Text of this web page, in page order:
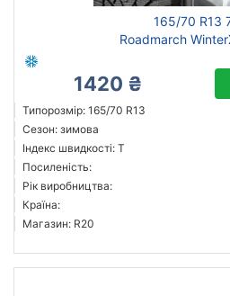
165/70 R13
Roadmarch
1420 ₴
Типорозмір: 165/70 R13
Сезон: зимова
Індекс швидкості: T
Посиленість:
Рік виробництва:
Країна:
Магазин: R20